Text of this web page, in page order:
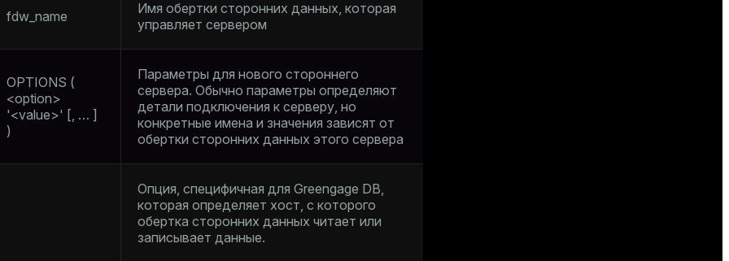
fdw_name
Имя обертки сторонних данных, которая
управляет сервером
OPTIONS (
<option>
'<value>' [, …​ ]
)
Параметры для нового стороннего
сервера. Обычно параметры определяют
детали подключения к серверу, но
конкретные имена и значения зависят от
обертки сторонних данных этого сервера
Опция, специфичная для Greengage DB,
которая определяет хост, с которого
обертка сторонних данных читает или
записывает данные.